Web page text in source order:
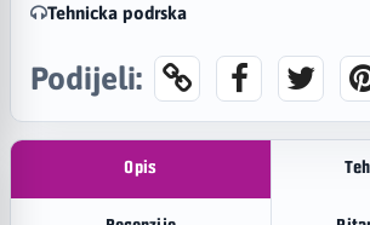
Tehnicka podrska
Podijeli:
Opis